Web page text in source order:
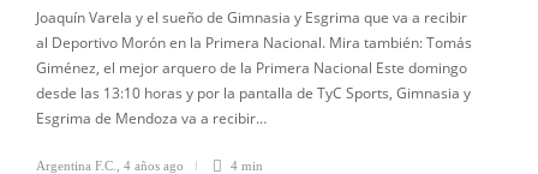
Joaquín Varela y el sueño de Gimnasia y Esgrima que va a recibir
al Deportivo Morón en la Primera Nacional. Mira también: Tomás
Giménez, el mejor arquero de la Primera Nacional Este domingo
desde las 13:10 horas y por la pantalla de TyC Sports, Gimnasia y
Esgrima de Mendoza va a recibir…
Argentina F.C. 4 años ago 4 min